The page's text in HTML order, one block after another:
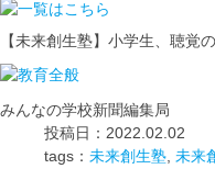
【未来創生塾】小学生、聴覚
みんなの学校新聞編集局
投稿日：2022.02.02
tags： 未来創生塾 未来